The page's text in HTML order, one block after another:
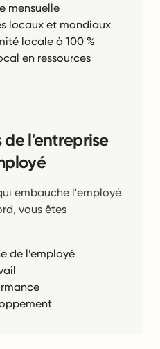
mensuelle
locaux et mondiaux
locale à 100 %
en ressources
de l'entreprise
embauche l'employé
vous êtes
de l’employé